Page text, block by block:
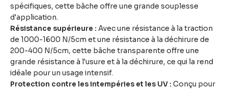
spécifiques, cette bâche offre une grande souplesse
d'application.
Résistance supérieure : Avec une résistance à la traction
de 1000-1600 N/5cm et une résistance à la déchirure de
200-400 N/5cm, cette bâche transparente offre une
grande résistance à l'usure et à la déchirure, ce qui la rend
idéale pour un usage intensif.
Protection contre les intempéries et les UV : Conçu pour